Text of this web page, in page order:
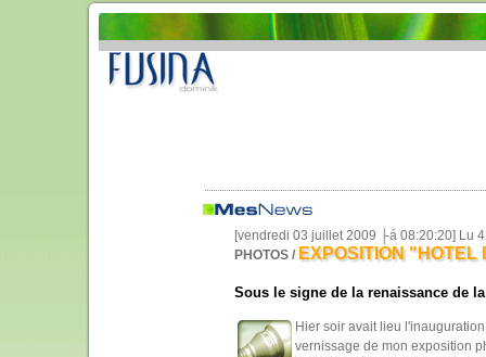
[vendredi 03 juillet 2009 ├á 08:20:20] Lu
PHOTOS / EXPOSITION
Sous le signe de la renaissance de
Hier soir avait lieu
vernissage de mon exposition